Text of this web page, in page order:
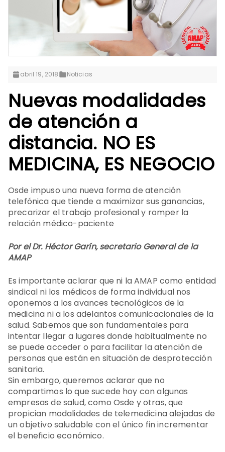
abril 19, 2018 Noticias
Nuevas modalidades
de atención a
distancia. NO ES
MEDICINA, ES NEGOCIO
Osde impuso una nueva forma de atención
telefónica que tiende a maximizar sus ganancias,
precarizar el trabajo profesional y romper la
relación médico-paciente
Por el Dr. Héctor Garín, secretario General de la
AMAP
Es importante aclarar que ni la AMAP como entidad
sindical ni los médicos de forma individual nos
oponemos a los avances tecnológicos de la
medicina ni a los adelantos comunicacionales de la
salud. Sabemos que son fundamentales para
intentar llegar a lugares donde habitualmente no
se puede acceder o para facilitar la atención de
personas que están en situación de desprotección
sanitaria.
Sin embargo, queremos aclarar que no
compartimos lo que sucede hoy con algunas
empresas de salud, como Osde y otras, que
propician modalidades de telemedicina alejadas de
un objetivo saludable con el único fin incrementar
el beneficio económico.